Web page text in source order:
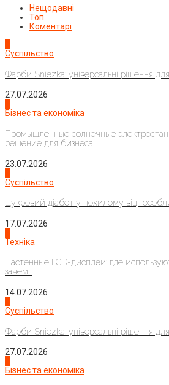
Нещодавні
Топ
Коментарі
Суспільство
Фарби Sniezka: універсальні рішення для
27.07.2026
Бізнес та економіка
Промышленные солнечные
решение для бизнеса
23.07.2026
Суспільство
Цукровий діабет у похилому віці:
17.07.2026
Техніка
Настенные LCD-дисплеи: где
зачем...
14.07.2026
Суспільство
Фарби Sniezka: універсальні рішення для
27.07.2026
Бізнес та економіка